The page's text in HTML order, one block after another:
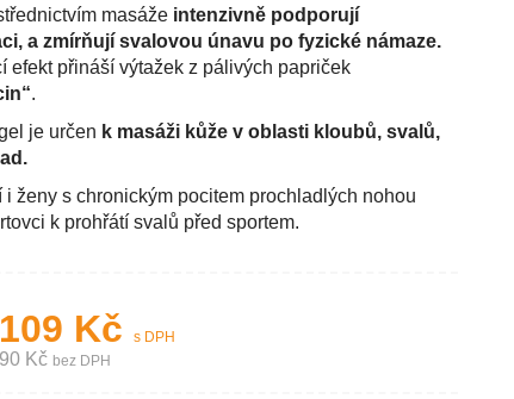
masáže intenzivně podporují
a zmírňují svalovou únavu po fyzické námaze.
efekt přináší výtažek z pálivých papriček
.
je určen k masáži kůže v oblasti kloubů, svalů,
i ženy s chronickým pocitem prochladlých nohou
k prohřátí svalů před sportem.
109 Kč s DPH
90 Kč bez DPH